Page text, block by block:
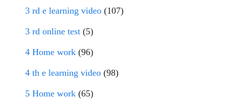
3 rd e learning video (107)
3 rd online test (5)
4 Home work (96)
4 th e learning video (98)
5 Home work (65)